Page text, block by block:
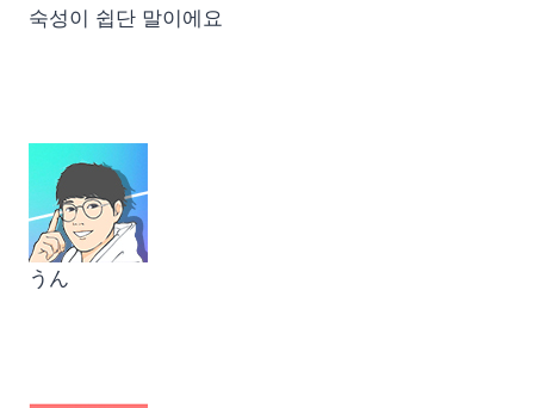
숙성이 쉽단 말이에요
うん